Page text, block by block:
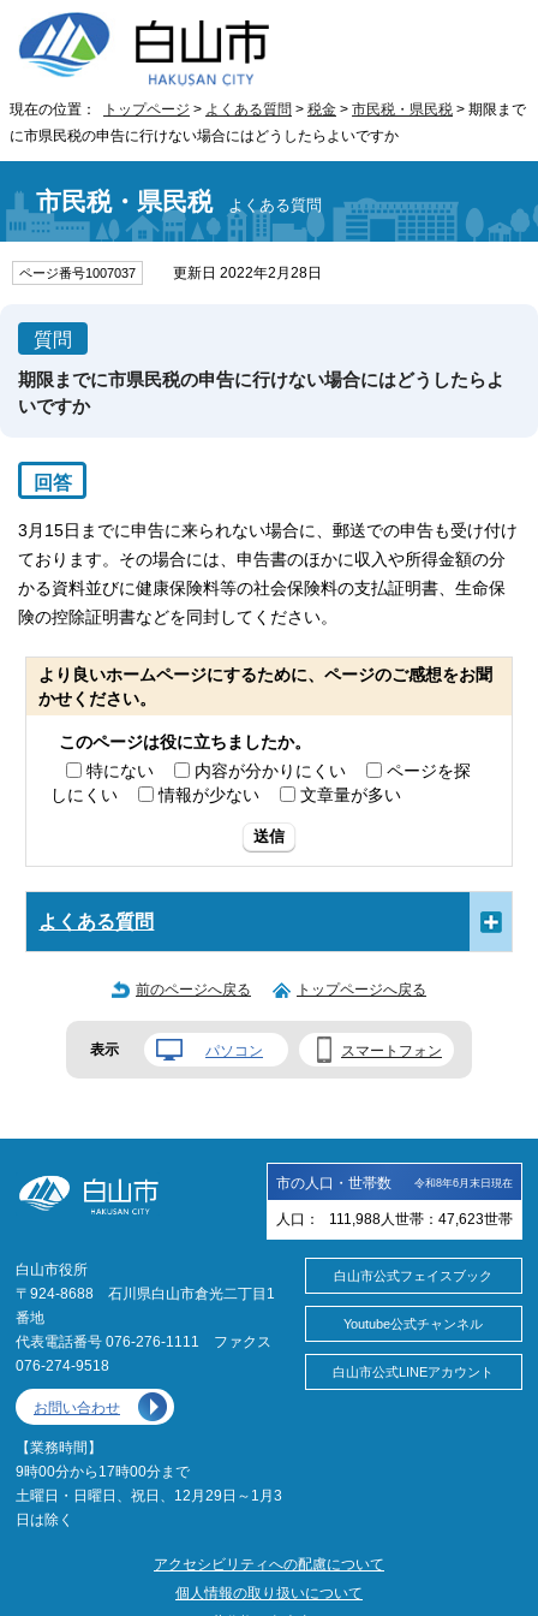
現在の位置： トップページ > よくある質問 > 税金 > 市民税・県民税 > 期限まで
に市県民税の申告に行けない場合にはどうしたらよいですか
市民税・県民税よくある質問
ページ番号1007037 更新日 2022年2月28日
質問
期限までに市県民税の申告に行けない場合にはどうしたらよ
いですか
回答
3月15日までに申告に来られない場合に、郵送での申告も受け付け
ております。その場合には、申告書のほかに収入や所得金額の分
かる資料並びに健康保険料等の社会保険料の支払証明書、生命保
険の控除証明書などを同封してください。
より良いホームページにするために、ページのご感想をお聞
かせください。
このページは役に立ちましたか。
特にない
内容が分かりにくい
ページを探
しにくい
情報が少ない 文章量が多い
送信
よくある質問
前のページへ戻る トップページへ戻る
表示 パソコン スマートフォン
市の人口・世帯数 令和8年6月末日現在
人口： 111,988 人 世帯： 47,623世帯
白山市役所
〒924-8688 石川県白山市倉光二丁目1
番地
代表電話番号 076-276-1111 ファクス
076-274-9518
お問い合わせ
【業務時間】
9時00分から17時00分まで
土曜日・日曜日、祝日、12月29日～1月3
日は除く
白山市公式フェイスブック
Youtube公式チャンネル
白山市公式LINEアカウント
アクセシビリティへの配慮について
個人情報の取り扱いについて